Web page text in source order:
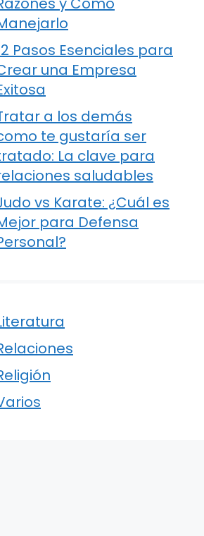
Pasos Esenciales para
una Empresa
a los demás
te gustaría ser
La clave para
saludables
vs Karate: ¿Cuál es
para Defensa